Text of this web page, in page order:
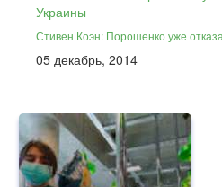
Стивен Коэн: Порошенко уже
05 декабрь, 2014